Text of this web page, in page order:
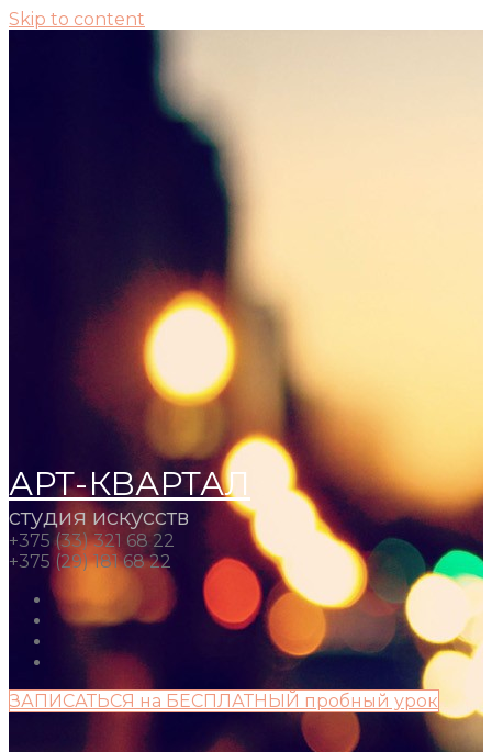
Skip to content
АРТ-КВАРТАЛ
студия искусств
+375 (33) 321 68 22
+375 (29) 181 68 22
ЗАПИСАТЬСЯ на БЕСПЛАТНЫЙ пробный урок